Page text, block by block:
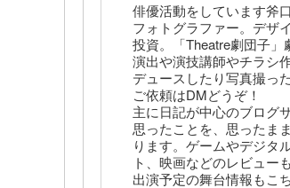
俳優活動をしています斧
フォトグラファー。デザ
投資。「Theatre劇団子」
演出や演技講師やチラシ
デュースしたり写真撮った
ご依頼はDMどうぞ！
主に日記が中心のブログ
思ったことを、思ったま
ります。ゲームやデジタ
ト、映画などのレビューも
出演予定の舞台情報もこ